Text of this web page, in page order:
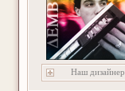
Наш дизайнер